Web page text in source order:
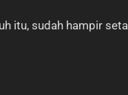
itu, sudah hampir